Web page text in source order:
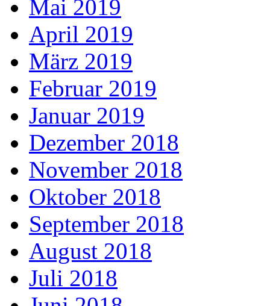
Mai 2019
April 2019
März 2019
Februar 2019
Januar 2019
Dezember 2018
November 2018
Oktober 2018
September 2018
August 2018
Juli 2018